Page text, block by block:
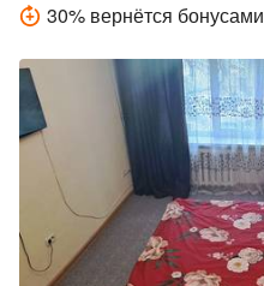
30% вернётся бонусами